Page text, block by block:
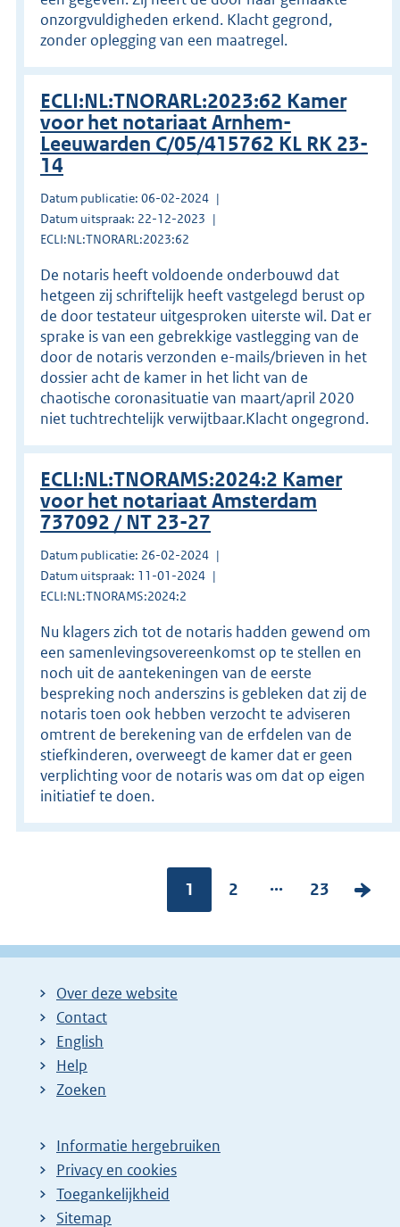
onzorgvuldigheden erkend. Klacht gegrond,
zonder oplegging van een maatregel.
ECLI:NL:TNORARL:2023:62 Kamer
voor het notariaat Arnhem-
Leeuwarden C/05/415762 KL RK 23-
14
Datum publicatie: 06-02-2024
Datum uitspraak: 22-12-2023
ECLI:NL:TNORARL:2023:62
De notaris heeft voldoende onderbouwd dat
hetgeen zij schriftelijk heeft vastgelegd berust op
de door testateur uitgesproken uiterste wil. Dat er
sprake is van een gebrekkige vastlegging van de
door de notaris verzonden e-mails/brieven in het
dossier acht de kamer in het licht van de
chaotische coronasituatie van maart/april 2020
niet tuchtrechtelijk verwijtbaar.Klacht ongegrond.
ECLI:NL:TNORAMS:2024:2 Kamer
voor het notariaat Amsterdam
737092 / NT 23-27
Datum publicatie: 26-02-2024
Datum uitspraak: 11-01-2024
ECLI:NL:TNORAMS:2024:2
Nu klagers zich tot de notaris hadden gewend om
een samenlevingsovereenkomst op te stellen en
noch uit de aantekeningen van de eerste
bespreking noch anderszins is gebleken dat zij de
notaris toen ook hebben verzocht te adviseren
omtrent de berekening van de erfdelen van de
stiefkinderen, overweegt de kamer dat er geen
verplichting voor de notaris was om dat op eigen
initiatief te doen.
Pagina:
1
P
g
2 ...
P
g
23
V
l
Over deze website
Contact
English
Help
Zoeken
Informatie hergebruiken
Privacy en cookies
Toegankelijkheid
Sitemap